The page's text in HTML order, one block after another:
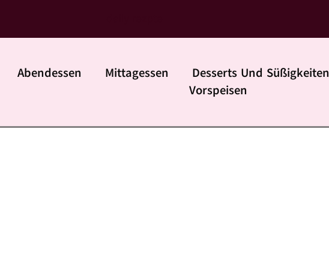
Abendessen Mittagessen Desserts Und Süßigkeiten
Vorspeisen